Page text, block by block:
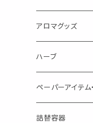
消臭に（用途：空間や
Kiyome LESO.
体感-4℃ !? 薄荷
AroMachi アロ
Mask&Pillow
エッセンシャルオ
シングル
ブレンド
キャリアオイル
アロマグッズ
エッセンシャルオ
ディフューザー
ハーブ
サシェ・香り袋
ハーブティー
ペーパーアイテム
シーリングワック
詰替容器